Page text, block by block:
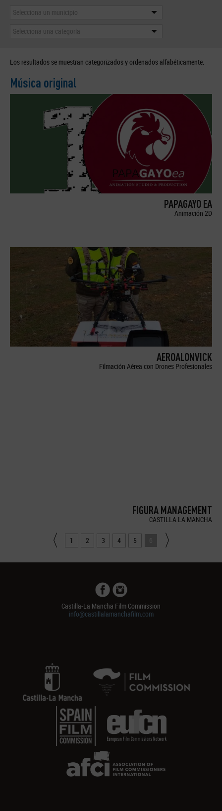
Selecciona un municipio
Selecciona una categoría
Los resultados se muestran categorizados y ordenados alfabéticamente.
Música original
PAPAGAYO EA
Animación 2D
AEROALONVICK
Filmación Aérea con Drones Profesionales
FIGURA MANAGEMENT
CASTILLA LA MANCHA
1 2 3 4 5 6
Castilla-La Mancha Film Commission
info@castillalamanchafilm.com